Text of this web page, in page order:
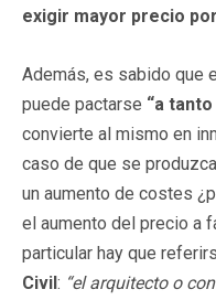
exigir mayor precio
Además, es sabido que
puede pactarse “a
convierte al mismo en
caso de que se
un aumento de costes
el aumento del precio a
particular hay que
Civil: “el arquitecto o